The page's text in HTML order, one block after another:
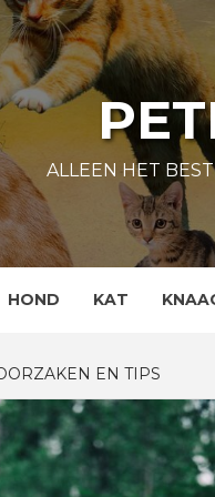
ALLEEN HET
HOND KAT
EN TIPS